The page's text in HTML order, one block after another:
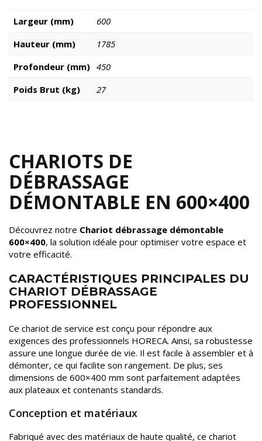
Largeur (mm)
600
Hauteur (mm)
1785
Profondeur (mm) 450
Poids Brut (kg)
27
CHARIOTS DE
DÉBRASSAGE
DÉMONTABLE EN 600×400
Découvrez notre Chariot débrassage démontable
600×400, la solution idéale pour optimiser votre espace et
votre efficacité.
CARACTÉRISTIQUES PRINCIPALES DU
CHARIOT DÉBRASSAGE
PROFESSIONNEL
Ce chariot de service est conçu pour répondre aux
exigences des professionnels HORECA. Ainsi, sa robustesse
assure une longue durée de vie. Il est facile à assembler et à
démonter, ce qui facilite son rangement. De plus, ses
dimensions de 600×400 mm sont parfaitement adaptées
aux plateaux et contenants standards.
Conception et matériaux
Fabriqué avec des matériaux de haute qualité, ce chariot